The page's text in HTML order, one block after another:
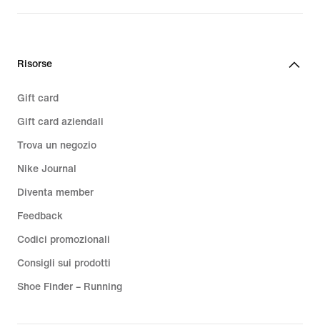
Risorse
Gift card
Gift card aziendali
Trova un negozio
Nike Journal
Diventa member
Feedback
Codici promozionali
Consigli sui prodotti
Shoe Finder – Running